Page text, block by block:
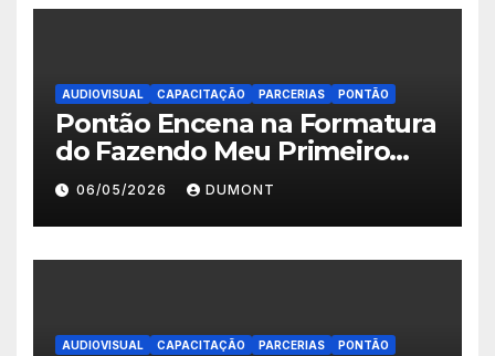
AUDIOVISUAL CAPACITAÇÃO PARCERIAS PONTÃO
Pontão Encena na Formatura
do Fazendo Meu Primeiro
Filme no Degase Belford
Roxo e reforça as inscrições
abertas em Nova Iguaçu
06/05/2026 DUMONT
AUDIOVISUAL CAPACITAÇÃO PARCERIAS PONTÃO